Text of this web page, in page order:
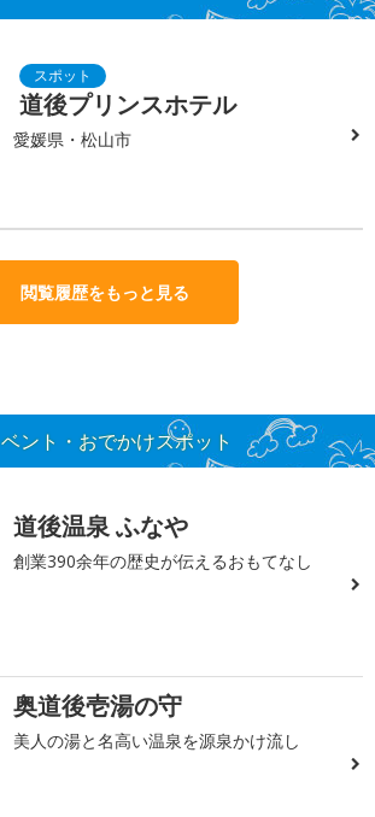
道後プリンスホテル
愛媛県・松山市
閲覧履歴をもっと見る
ント・おでかけスポット
道後温泉 ふなや
創業390余年の歴史が伝えるおもてなし
奥道後壱湯の守
美人の湯と名高い温泉を源泉かけ流し